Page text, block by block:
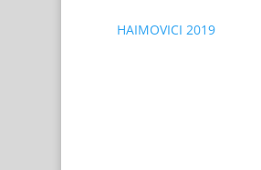
HAIMOVICI 2019